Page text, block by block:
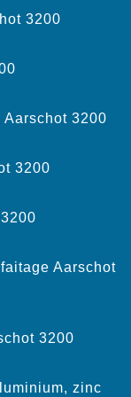
3200
3200
3200
Aarschot
3200
zinc